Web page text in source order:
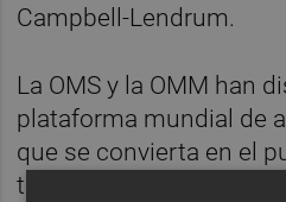
Campbell-Lendrum.
La OMS y la OMM han
plataforma mundial de
que se convierta en el
técnica para los